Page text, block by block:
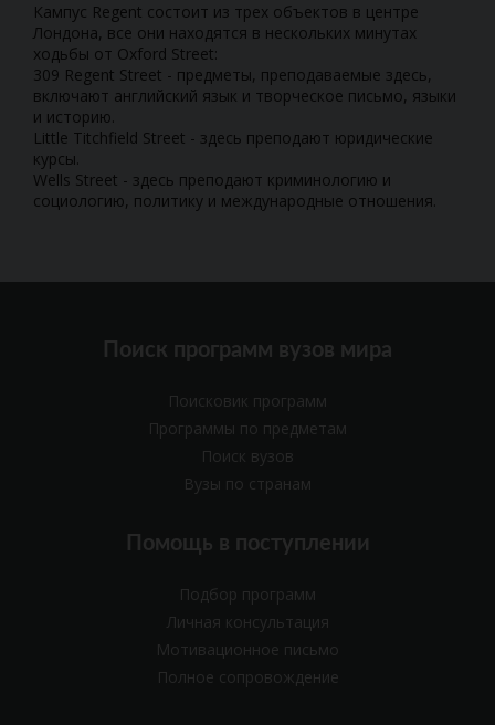
Кампус Regent состоит из трех объектов в центре
Лондона, все они находятся в нескольких минутах
ходьбы от Oxford Street:
309 Regent Street - предметы, преподаваемые здесь,
включают английский язык и творческое письмо, языки
и историю.
Little Titchfield Street - здесь преподают юридические
курсы.
Wells Street - здесь преподают криминологию и
социологию, политику и международные отношения.
Поиск программ вузов мира
Поисковик программ
Программы по предметам
Поиск вузов
Вузы по странам
Помощь в поступлении
Подбор программ
Личная консультация
Мотивационное письмо
Полное сопровождение